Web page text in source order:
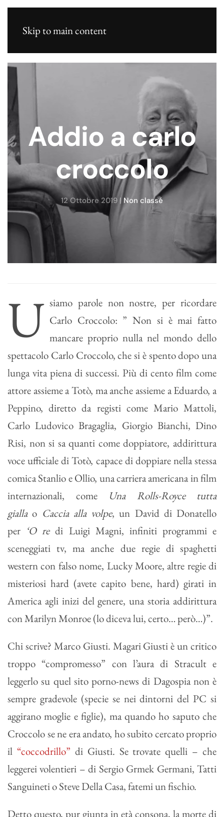
Skip to main content
Addio a carlo
croccolo
12 Ottobre 2019 |Non classé
U siamo parole non nostre, per ricordare
Carlo Croccolo: ” Non si è mai fatto
mancare proprio nulla nel mondo dello
spettacolo Carlo Croccolo, che si è spento dopo una
lunga vita piena di successi. Più di cento film come
attore assieme a Totò, ma anche assieme a Eduardo, a
Peppino, diretto da registi come Mario Mattoli,
Carlo Ludovico Bragaglia, Giorgio Bianchi, Dino
Risi, non si sa quanti come doppiatore, addirittura
voce ufficiale di Totò, capace di doppiare nella stessa
comica Stanlio e Ollio, una carriera americana in film
internazionali, come
Una Rolls-Royce tutta
giallao Caccia alla volpe, un David di Donatello
per ‘O redi Luigi Magni, infiniti programmi e
sceneggiati tv, ma anche due regie di spaghetti
western con falso nome, Lucky Moore, altre regie di
misteriosi hard (avete capito bene, hard) girati in
America agli inizi del genere, una storia addirittura
con Marilyn Monroe (lo diceva lui, certo… però…)”.
Chi scrive? Marco Giusti. Magari Giusti è un critico
troppo “compromesso” con l’aura di Stracult e
leggerlo su quel sito porno-news di Dagospia non è
sempre gradevole (specie se nei dintorni del PC si
aggirano moglie e figlie), ma quando ho saputo che
Croccolo se ne era andato, ho subito cercato proprio
il “coccodrillo” di Giusti. Se trovate quelli – che
leggerei volentieri – di Sergio Grmek Germani, Tatti
Sanguineti o Steve Della Casa, fatemi un fischio.
Detto questo, pur giunta in età consona, la morte di